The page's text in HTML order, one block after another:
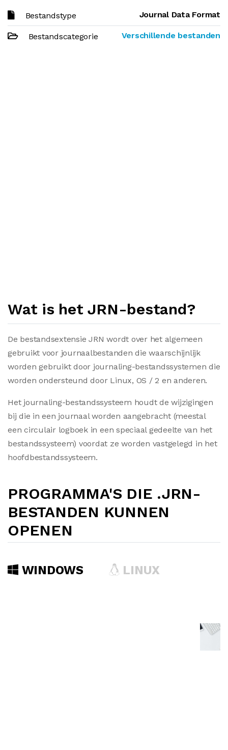
Bestandstype Journal Data Format
Bestandscategorie Verschillende bestanden
Wat is het JRN-bestand?
De bestandsextensie JRN wordt over het algemeen
gebruikt voor journaalbestanden die waarschijnlijk
worden gebruikt door journaling-bestandssystemen die
worden ondersteund door Linux, OS / 2 en anderen.
Het journaling-bestandssysteem houdt de wijzigingen
bij die in een journaal worden aangebracht (meestal
een circulair logboek in een speciaal gedeelte van het
bestandssysteem) voordat ze worden vastgelegd in het
hoofdbestandssysteem.
PROGRAMMA'S DIE .JRN-
BESTANDEN KUNNEN
OPENEN
WINDOWS LINUX